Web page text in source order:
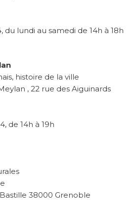
du lundi au samedi de 14h à 18h
histoire de la ville
, 22 rue des Aiguinards
de 14h à 19h
38000 Grenoble